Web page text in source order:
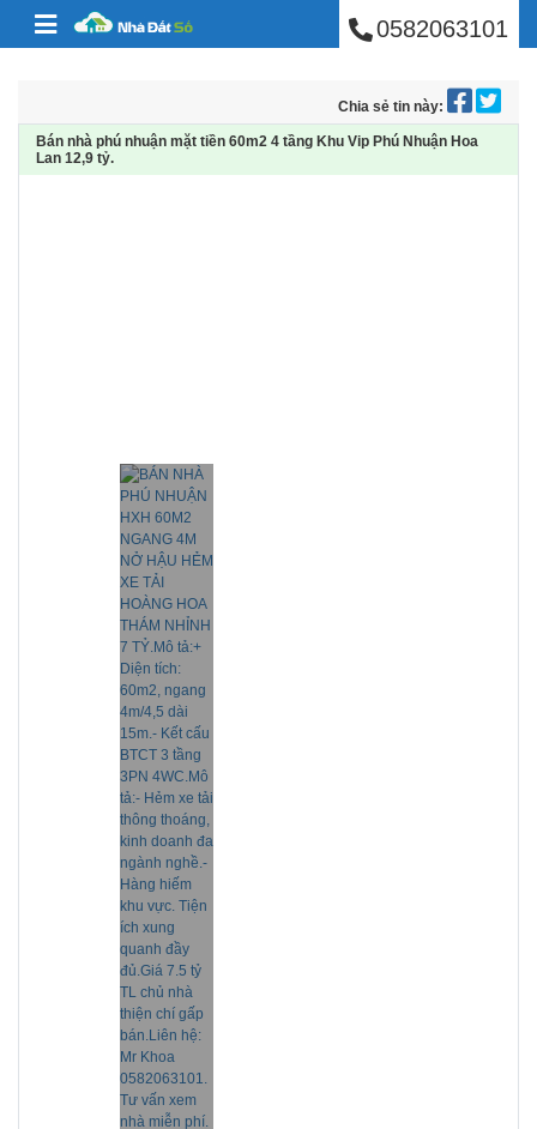
Skip to content BÁN NHÀ PHÚ0582063101
Chia sẻ tin này:
Bán nhà phú nhuận mặt tiền 60m2 4 tầng Khu Vip Phú Nhuận Hoa
Lan 12,9 tỷ.